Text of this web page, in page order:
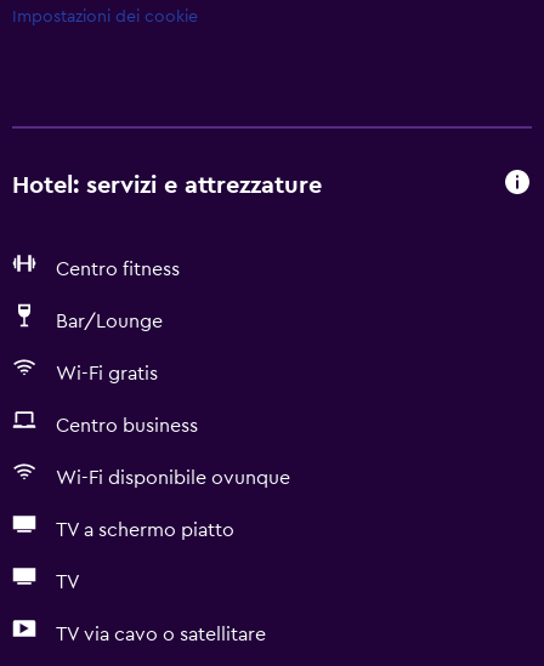
Impostazioni dei cookie
Hotel: servizi e attrezzature
Centro fitness
Bar/Lounge
Wi-Fi gratis
Centro business
Wi-Fi disponibile ovunque
TV a schermo piatto
TV
TV via cavo o satellitare